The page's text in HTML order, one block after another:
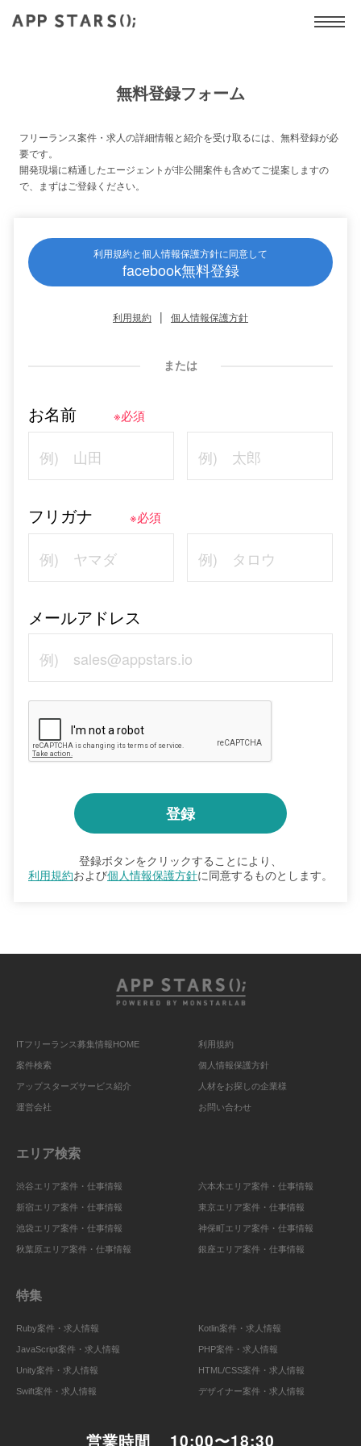
無料登録フォーム
フリーランス案件・求人の詳細情報と紹介を受け取るには、無料登録が必
要です。
開発現場に精通したエージェントが非公開案件も含めてご提案しますの
で、まずはご登録ください。
利用規約と個人情報保護方針に同意して
facebook無料登録
利用規約 | 個人情報保護方針
または
お名前 ※必須
フリガナ ※必須
メールアドレス
登録ボタンをクリックすることにより、
利用規約および個人情報保護方針に同意するものとします。
ITフリーランス募集情報HOME
案件検索
アップスターズサービス紹介
運営会社
利用規約
個人情報保護方針
人材をお探しの企業様
お問い合わせ
エリア検索
渋谷エリア案件・仕事情報
新宿エリア案件・仕事情報
池袋エリア案件・仕事情報
秋葉原エリア案件・仕事情報
六本木エリア案件・仕事情報
東京エリア案件・仕事情報
神保町エリア案件・仕事情報
銀座エリア案件・仕事情報
特集
Ruby案件・求人情報
JavaScript案件・求人情報
Unity案件・求人情報
Swift案件・求人情報
Kotlin案件・求人情報
PHP案件・求人情報
HTML/CSS案件・求人情報
デザイナー案件・求人情報
営業時間 10:00〜18:30